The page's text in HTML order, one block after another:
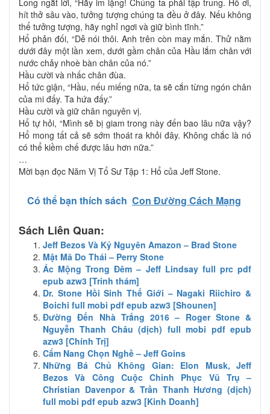
Long ngắt lời, “Hãy im lặng! Chúng ta phải tập trung. Hổ ơi,
hít thở sâu vào, tưởng tượng chúng ta đều ở đây. Nếu không
thể tưởng tượng, hãy nghỉ ngơi và giữ bình tĩnh.”
Hổ phản đối, “Dễ nói thôi. Anh trên còn may mắn. Thử nằm
dưới đây một lần xem, dưới gầm chân của Hầu lắm chân với
nước chảy nhoè bàn chân của nó.”
Hầu cười và nhấc chân đùa.
Hổ tức giận, “Hầu, nếu miếng nữa, ta sẽ cắn từng ngón chân
của mi đấy. Ta hứa đấy.”
Hầu cười và giữ chân nguyên vị.
Hổ tự hỏi, “Mình sẽ bị giam trong này đến bao lâu nữa vậy?
Hổ mong tất cả sẽ sớm thoát ra khỏi đây. Không chắc là nó
có thể kiềm chế được lâu hơn nữa.”
…
Mời bạn đọc Năm Vị Tổ Sư Tập 1: Hổ của Jeff Stone.
Có thể bạn thích sách Con Đường Cách Mạng
Sách Liên Quan:
Jeff Bezos Và Kỷ Nguyên Amazon – Brad Stone
Mật Mã Do Thái – Perry Stone
Ác Mộng Trong Đêm – Jeff Lindsay full prc pdf
epub azw3 [Trinh thám]
Dr. Stone Hồi Sinh Thế Giới – Nagaki Riichiro &
Boichi full mobi pdf epub azw3 [Shounen]
Đường Đến Nhà Trắng 2016 – Roger Stone &
Nguyễn Thanh Châu (dịch) full mobi pdf epub
azw3 [Chính Trị]
Cẩm Nang Chọn Nghề – Jeff Goins
Những Bá Chủ Không Gian: Elon Musk, Jeff
Bezos Và Công Cuộc Chinh Phục Vũ Trụ –
Christian Davenpor & Trần Thanh Hương (dịch)
full mobi pdf epub azw3 [Kinh Doanh]